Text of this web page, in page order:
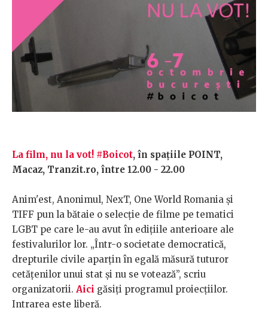
La film, nu la vot! #Boicot, în spaţiile POINT,
Macaz, Tranzit.ro, între 12.00 - 22.00
Anim'est, Anonimul, NexT, One World Romania și
TIFF pun la bătaie o selecţie de filme pe tematici
LGBT pe care le-au avut în edițiile anterioare ale
festivalurilor lor. „Într-o societate democratică,
drepturile civile aparțin în egală măsură tuturor
cetățenilor unui stat și nu se votează”, scriu
organizatorii. Aici găsiţi programul proiecţiilor.
Intrarea este liberă.